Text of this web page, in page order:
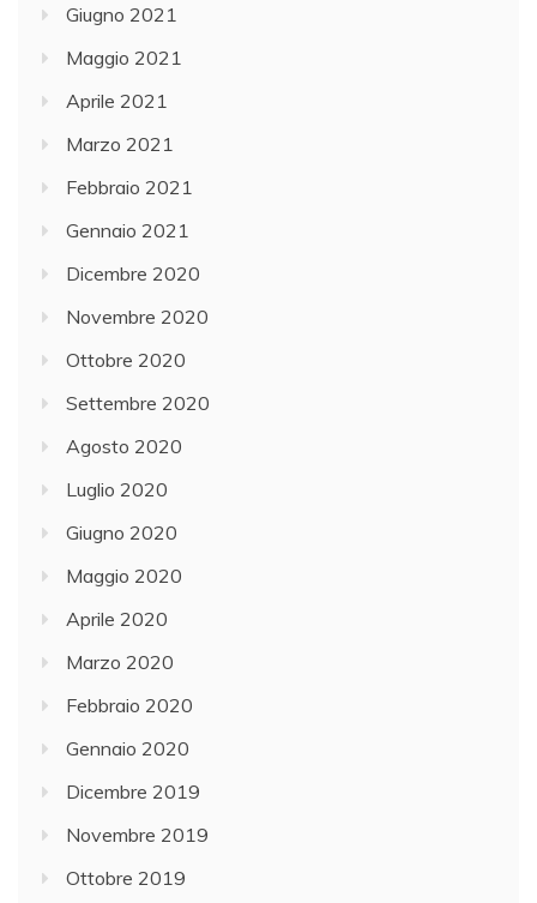
Giugno 2021
Maggio 2021
Aprile 2021
Marzo 2021
Febbraio 2021
Gennaio 2021
Dicembre 2020
Novembre 2020
Ottobre 2020
Settembre 2020
Agosto 2020
Luglio 2020
Giugno 2020
Maggio 2020
Aprile 2020
Marzo 2020
Febbraio 2020
Gennaio 2020
Dicembre 2019
Novembre 2019
Ottobre 2019